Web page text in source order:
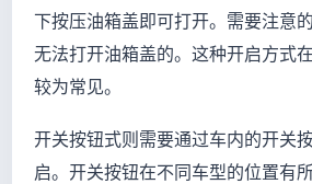
下按压油箱盖即可打开。需要注意
无法打开油箱盖的。这种开启方式
较为常见。
开关按钮式则需要通过车内的开关
启。开关按钮在不同车型的位置有